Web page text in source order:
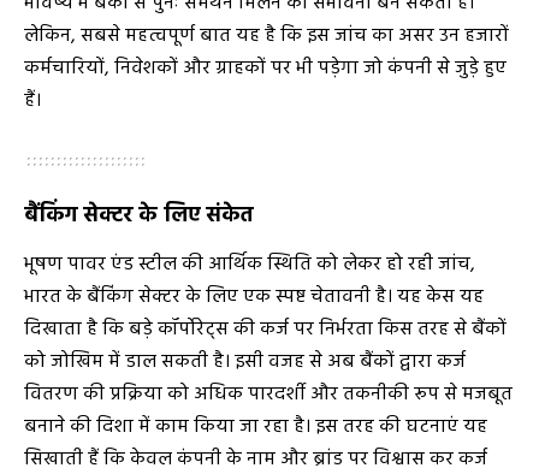
लेकिन, सबसे महत्वपूर्ण बात यह है कि इस जांच का असर उन हजारों
कर्मचारियों, निवेशकों और ग्राहकों पर भी पड़ेगा जो कंपनी से जुड़े हुए
हैं।
बैंकिंग सेक्टर के लिए संकेत
भूषण पावर एंड स्टील की आर्थिक स्थिति को लेकर हो रही जांच,
भारत के बैंकिंग सेक्टर के लिए एक स्पष्ट चेतावनी है। यह केस यह
दिखाता है कि बड़े कॉर्पोरेट्स की कर्ज पर निर्भरता किस तरह से बैंकों
को जोखिम में डाल सकती है। इसी वजह से अब बैंकों द्वारा कर्ज
वितरण की प्रक्रिया को अधिक पारदर्शी और तकनीकी रूप से मजबूत
बनाने की दिशा में काम किया जा रहा है। इस तरह की घटनाएं यह
सिखाती हैं कि केवल कंपनी के नाम और ब्रांड पर विश्वास कर कर्ज